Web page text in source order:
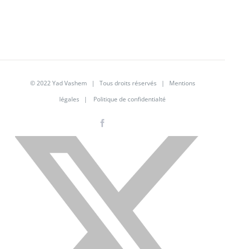
© 2022 Yad Vashem | Tous droits réservés | Mentions
légales | Politique de confidentialté
X